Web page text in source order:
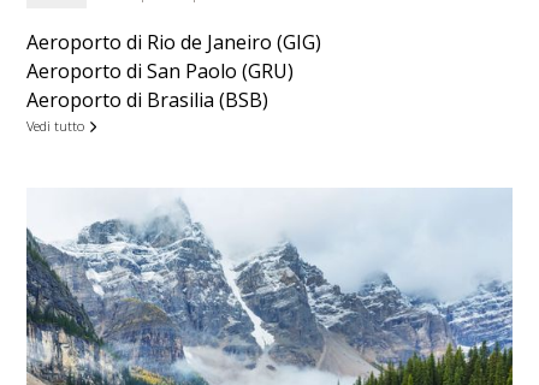
Aeroporto di Rio de Janeiro (GIG)
Aeroporto di San Paolo (GRU)
Aeroporto di Brasilia (BSB)
Vedi tutto